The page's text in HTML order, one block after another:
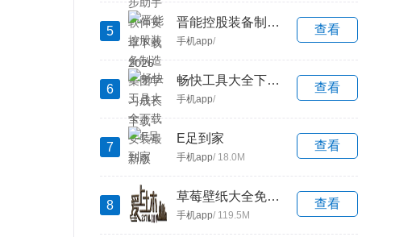
5
晋能控股装备制造集团学习成长下载
手机app/
查看
6
畅快工具大全下载安装最新版
手机app/
查看
7
E足到家
手机app/ 18.0M
查看
8
草莓壁纸大全免费下载
手机app/ 119.5M
查看